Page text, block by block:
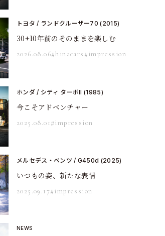
トヨタ / ランドクルーザー70 (2015)
30+10年前のそのままを楽しむ
2026.08.06#hinacars #impression
ホンダ / シティ ターボII (1985)
今こそアドベンチャー
2025.08.01 #impression
メルセデス・ベンツ / G450d (2025)
いつもの姿、新たな表情
2025.09.17#impression
NEWS